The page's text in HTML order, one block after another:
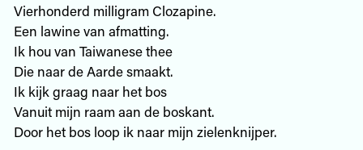
Vierhonderd milligram Clozapine.
Een lawine van afmatting.
Ik hou van Taiwanese thee
Die naar de Aarde smaakt.
Ik kijk graag naar het bos
Vanuit mijn raam aan de boskant.
Door het bos loop ik naar mijn zielenknijper.